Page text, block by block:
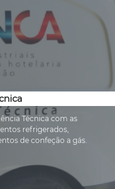
Técnica com as
refrigerados,
de confeção a gás.